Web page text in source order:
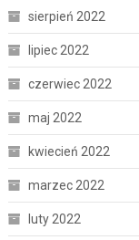
sierpień 2022
lipiec 2022
czerwiec 2022
maj 2022
kwiecień 2022
marzec 2022
luty 2022